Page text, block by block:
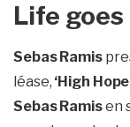
Life
Sebas Ramis
léase, ‘High
Sebas Ramisen